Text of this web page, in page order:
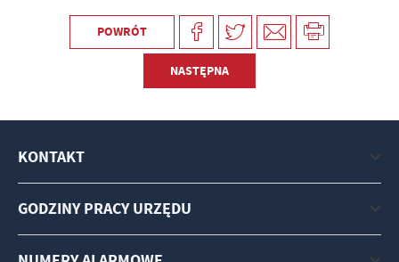
POWRÓT
NASTĘPNA
KONTAKT
GODZINY PRACY URZĘDU